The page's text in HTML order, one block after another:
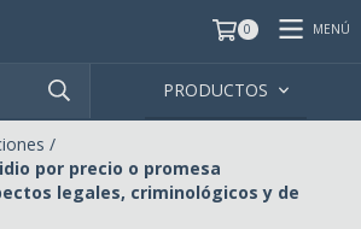
0 MENÚ
PRODUCTOS
/
por precio o promesa
legales, criminológicos y de